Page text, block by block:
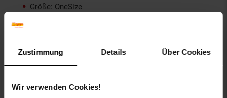
Zustimmung Details Über Cookies
Wir verwenden Cookies!
Größe: OneSize
Artikelnummer: 2745743000
EAN: 4255829504284